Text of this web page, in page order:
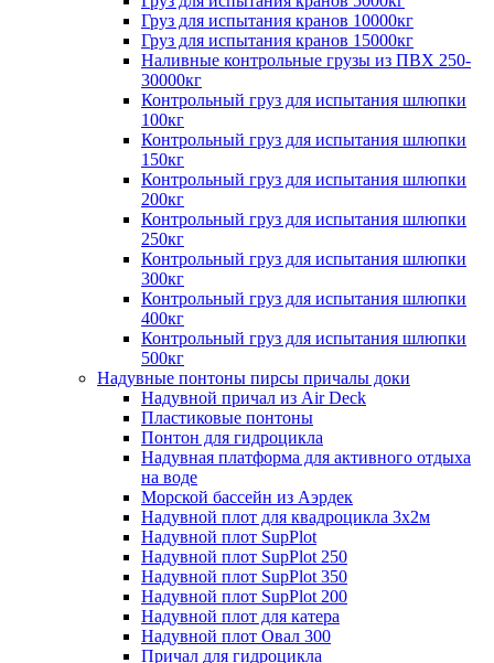
Груз для испытания кранов 10000кг
Груз для испытания кранов 15000кг
Наливные контрольные грузы из ПВХ 250-
30000кг
Контрольный груз для испытания шлюпки
100кг
Контрольный груз для испытания шлюпки
150кг
Контрольный груз для испытания шлюпки
200кг
Контрольный груз для испытания шлюпки
250кг
Контрольный груз для испытания шлюпки
300кг
Контрольный груз для испытания шлюпки
400кг
Контрольный груз для испытания шлюпки
500кг
Надувные понтоны пирсы причалы доки
Надувной причал из Air Deck
Пластиковые понтоны
Понтон для гидроцикла
Надувная платформа для активного отдыха
на воде
Морской бассейн из Аэрдек
Надувной плот для квадроцикла 3х2м
Надувной плот SupPlot
Надувной плот SupPlot 250
Надувной плот SupPlot 350
Надувной плот SupPlot 200
Надувной плот для катера
Надувной плот Овал 300
Причал для гидроцикла